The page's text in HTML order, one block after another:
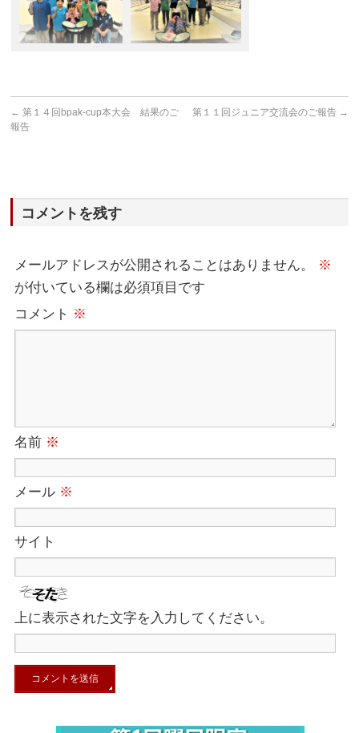
← 第１４回bpak-cup本大会 結果のご
報告
第１１回ジュニア交流会のご報告 →
コメントを残す
メールアドレスが公開されることはありません。
※
が付いている欄は必須項目です
コメント ※
名前 ※
メール ※
サイト
上に表示された文字を入力してください。